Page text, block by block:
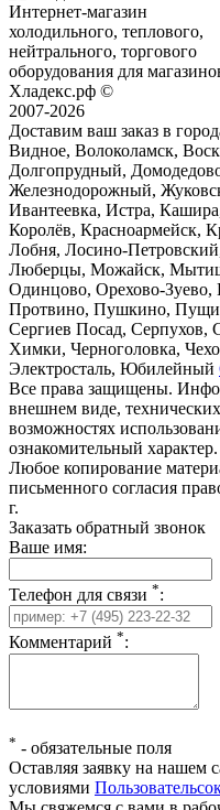
Интернет-магазин
холодильного, теплового,
нейтрального, торгового
оборудования для
Хладекс.рф ©
2007-2026
Доставим ваш заказ в
Видное, Волоколамск,
Долгопрудный,
Железнодорожный,
Ивантеевка, Истра,
Королёв, Красноармейск,
Лобня, Лосино-
Люберцы, Можайск,
Одинцово, Орехово-Зуево,
Протвино, Пушкино,
Сергиев Посад, Серпухов,
Химки, Черноголовка,
Электросталь, Юбилейный
Все права защищены.
внешнем виде,
возможностях
ознакомительный
Любое копирование
письменного согласия
г.
Заказать обратный звонок
Ваше имя:
Телефон для связи *:
Комментарий *:
* - обязательные поля
Оставляя заявку на нашем
условиями